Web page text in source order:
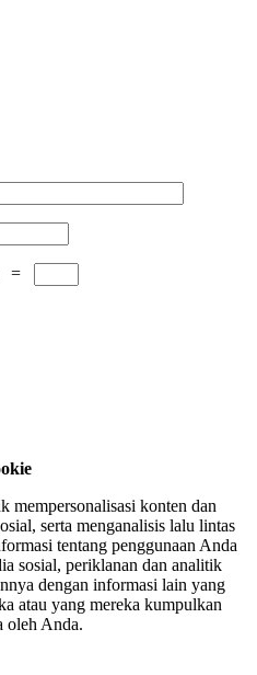
=
mempersonalisasi konten dan
serta menganalisis lalu lintas
tentang penggunaan Anda
sosial, periklanan dan analitik
dengan informasi lain yang
atau yang mereka kumpulkan
oleh Anda.